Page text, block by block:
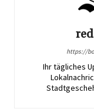
https://
Ihr tägliches